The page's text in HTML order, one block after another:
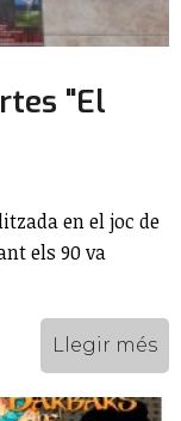
"El
en el joc de
els 90 va
Llegir més